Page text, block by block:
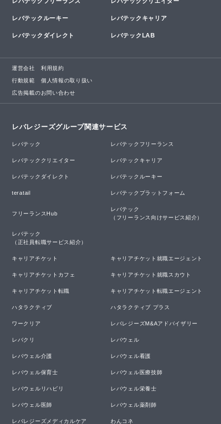
レバテックルーキー レバテックキャリア
レバテックダイレクト レバテックLAB
運営会社 利用規約
行動規範 個人情報の取り扱い
広告掲載のお問い合わせ
レバレジーズグループ関連サービス
レバテック レバテックフリーランス
レバテッククリエイター レバテックキャリア
レバテックダイレクト レバテックルーキー
teratail レバテックプラットフォーム
フリーランスHub
レバテック
（フリーランス向けサービス紹介）
レバテック
（正社員転職サービス紹介）
キャリアチケット キャリアチケット就職エージェント
キャリアチケットカフェ キャリアチケット就職スカウト
キャリアチケット転職 キャリアチケット転職エージェント
ハタラクティブ ハタラクティブ プラス
ワークリア レバレジーズM&Aアドバイザリー
レバクリ レバウェル
レバウェル介護 レバウェル看護
レバウェル保育士 レバウェル医療技師
レバウェルリハビリ レバウェル栄養士
レバウェル医師 レバウェル薬剤師
レバレジーズメディカルケア わんコネ